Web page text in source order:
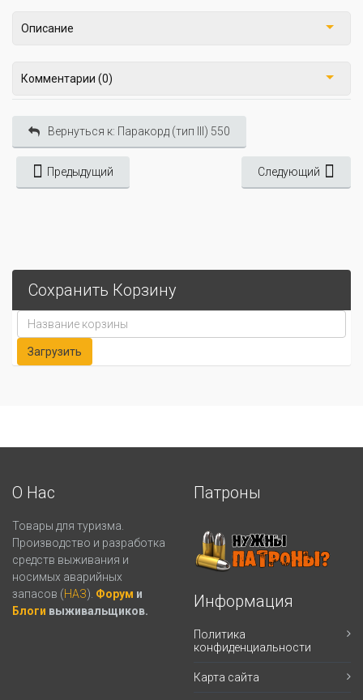
Описание
Комментарии (0)
Вернуться к: Паракорд (тип III) 550
Предыдущий Следующий
Сохранить Корзину
О Нас
Товары для туризма.
Производство и разработка
средств выживания и
носимых аварийных
запасов (НАЗ). Форум и
Блоги выживальщиков.
Патроны
Информация
Политика
конфиденциальности
Карта сайта